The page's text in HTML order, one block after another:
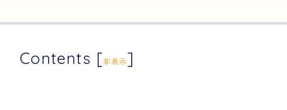
Contents [非表示]